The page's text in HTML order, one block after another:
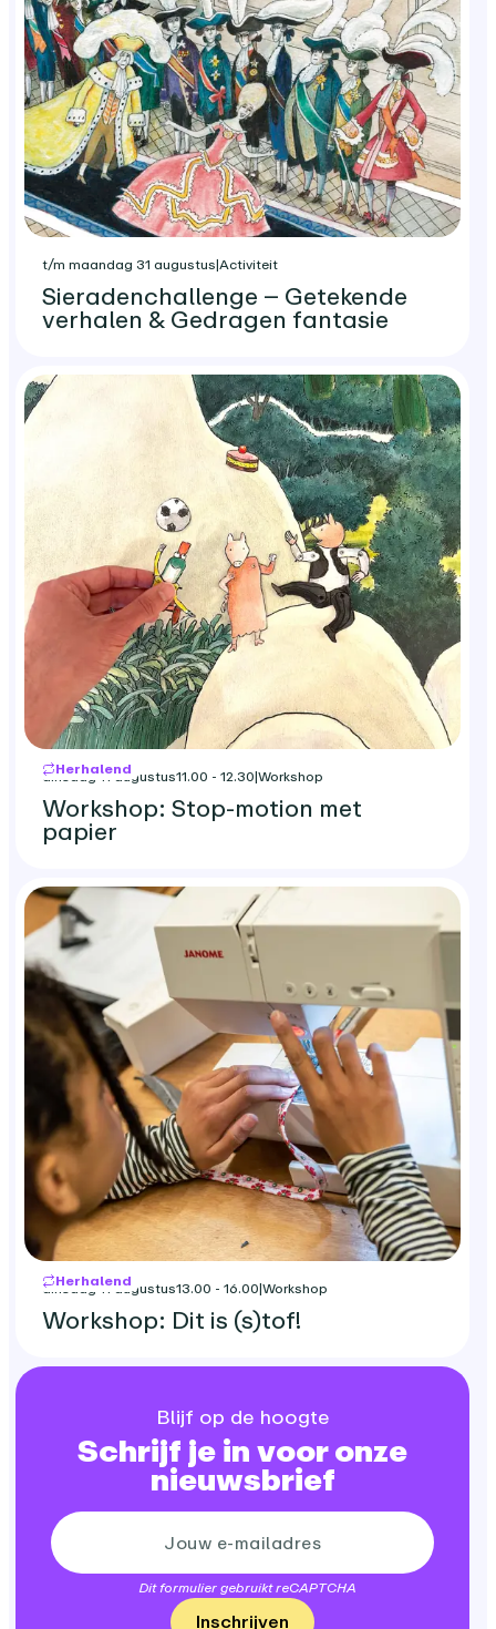
t/m maandag 31 augustus|Activiteit
Sieradenchallenge – Getekende
verhalen & Gedragen fantasie
Herhalend
dinsdag 11 augustus11.00 - 12.30|Workshop
Workshop: Stop-motion met
papier
Herhalend
dinsdag 11 augustus13.00 - 16.00|Workshop
Workshop: Dit is (s)tof!
Blijf op de hoogte
Schrijf je in voor onze
nieuwsbrief
Dit formulier gebruikt reCAPTCHA
Inschrijven